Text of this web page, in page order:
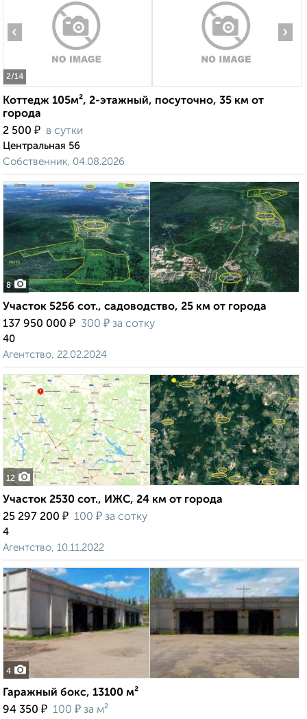
2/14
‹ ›
Коттедж 105м², 2-этажный, посуточно, 35 км от
города
2 500 ₽ в сутки
Центральная 56
Собственник, 04.08.2026
8
Участок 5256 сот., садоводство, 25 км от города
137 950 000 ₽ 300 ₽ за сотку
40
Агентство, 22.02.2024
12
Участок 2530 сот., ИЖС, 24 км от города
25 297 200 ₽ 100 ₽ за сотку
4
Агентство, 10.11.2022
4
Гаражный бокс, 13100 м²
94 350 ₽ 100 ₽ за м²